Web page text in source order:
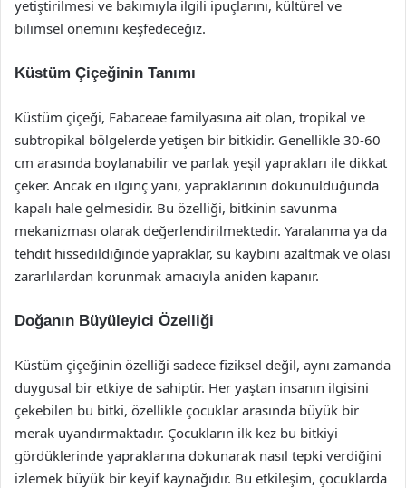
yetiştirilmesi ve bakımıyla ilgili ipuçlarını, kültürel ve
bilimsel önemini keşfedeceğiz.
Küstüm Çiçeğinin Tanımı
Küstüm çiçeği, Fabaceae familyasına ait olan, tropikal ve
subtropikal bölgelerde yetişen bir bitkidir. Genellikle 30-60
cm arasında boylanabilir ve parlak yeşil yaprakları ile dikkat
çeker. Ancak en ilginç yanı, yapraklarının dokunulduğunda
kapalı hale gelmesidir. Bu özelliği, bitkinin savunma
mekanizması olarak değerlendirilmektedir. Yaralanma ya da
tehdit hissedildiğinde yapraklar, su kaybını azaltmak ve olası
zararlılardan korunmak amacıyla aniden kapanır.
Doğanın Büyüleyici Özelliği
Küstüm çiçeğinin özelliği sadece fiziksel değil, aynı zamanda
duygusal bir etkiye de sahiptir. Her yaştan insanın ilgisini
çekebilen bu bitki, özellikle çocuklar arasında büyük bir
merak uyandırmaktadır. Çocukların ilk kez bu bitkiyi
gördüklerinde yapraklarına dokunarak nasıl tepki verdiğini
izlemek büyük bir keyif kaynağıdır. Bu etkileşim, çocuklarda